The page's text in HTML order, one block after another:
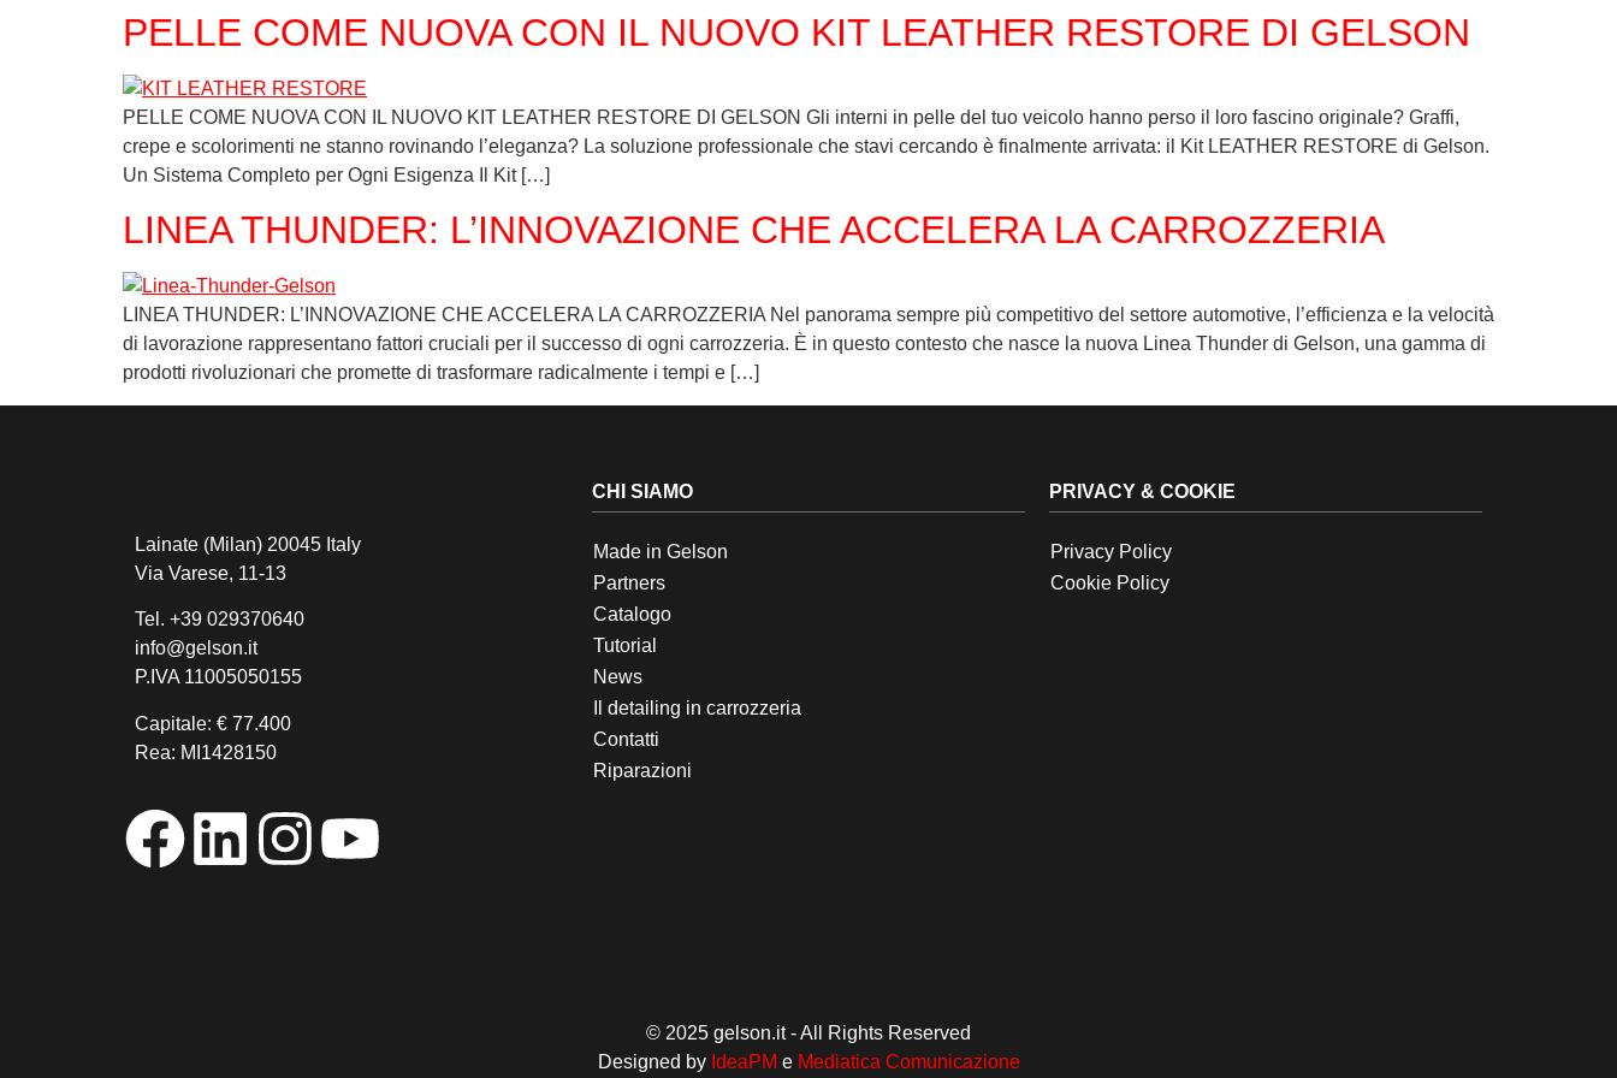
PELLE COME NUOVA CON IL NUOVO KIT LEATHER RESTORE DI GELSON
PELLE COME NUOVA CON IL NUOVO KIT LEATHER RESTORE DI GELSON Gli interni in pelle del tuo veicolo hanno perso il loro fascino originale? Graffi,
crepe e scolorimenti ne stanno rovinando l’eleganza? La soluzione professionale che stavi cercando è finalmente arrivata: il Kit LEATHER RESTORE di Gelson.
Un Sistema Completo per Ogni Esigenza Il Kit […]
LINEA THUNDER: L’INNOVAZIONE CHE ACCELERA LA CARROZZERIA
LINEA THUNDER: L’INNOVAZIONE CHE ACCELERA LA CARROZZERIA Nel panorama sempre più competitivo del settore automotive, l’efficienza e la velocità
di lavorazione rappresentano fattori cruciali per il successo di ogni carrozzeria. È in questo contesto che nasce la nuova Linea Thunder di Gelson, una gamma di
prodotti rivoluzionari che promette di trasformare radicalmente i tempi e […]
Lainate (Milan) 20045 Italy
Via Varese, 11-13
Tel. +39 029370640
info@gelson.it
P.IVA 11005050155
Capitale: € 77.400
Rea: MI1428150
CHI SIAMO
Made in Gelson
Partners
Catalogo
Tutorial
News
Il detailing in carrozzeria
Contatti
Riparazioni
PRIVACY & COOKIE
Privacy Policy
Cookie Policy
© 2025 gelson.it - All Rights Reserved
Designed by IdeaPM e Mediatica Comunicazione